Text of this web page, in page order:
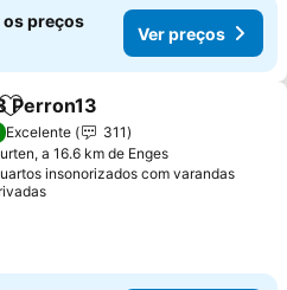
os preços
Ver preços
Adicionar aos favoritos
Perron13
Excelente
311
a 16.6 km de Enges
insonorizados com varandas